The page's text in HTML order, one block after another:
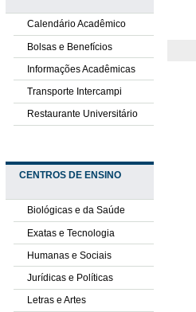
Calendário Acadêmico
Bolsas e Benefícios
Informações Acadêmicas
Transporte Intercampi
Restaurante Universitário
CENTROS DE ENSINO
Biológicas e da Saúde
Exatas e Tecnologia
Humanas e Sociais
Jurídicas e Políticas
Letras e Artes